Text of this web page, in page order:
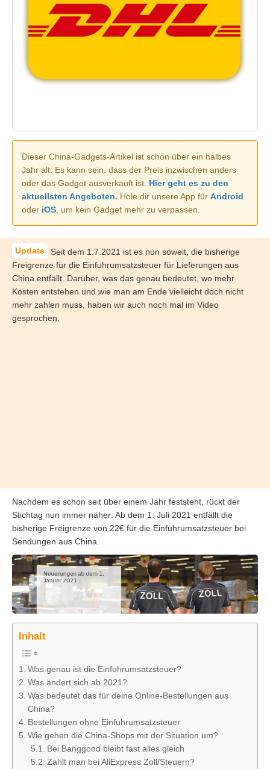
Dieser China-Gadgets-Artikel ist schon über ein halbes
Jahr alt. Es kann sein, dass der Preis inzwischen anders
oder das Gadget ausverkauft ist. Hier geht es zu den
aktuellsten Angeboten. Hole dir unsere App für Android
oder iOS , um kein Gadget mehr zu verpassen.
Seit dem 1.7.2021 ist es nun soweit, die bisherige
Freigrenze für die Einfuhrumsatzsteuer für Lieferungen aus
China entfällt. Darüber, was das genau bedeutet, wo mehr
Kosten entstehen und wie man am Ende vielleicht doch nicht
mehr zahlen muss, haben wir auch noch mal im Video
gesprochen.
Nachdem es schon seit über einem Jahr feststeht, rückt der
Stichtag nun immer näher: Ab dem 1. Juli 2021 entfällt die
bisherige Freigrenze von 22€ für die Einfuhrumsatzsteuer bei
Sendungen aus China.
Inhalt
Was genau ist die Einfuhrumsatzsteuer?
Was ändert sich ab 2021?
Was bedeutet das für deine Online-Bestellungen aus
China?
Bestellungen ohne Einfuhrumsatzsteuer
Wie gehen die China-Shops mit der Situation um?
Bei Banggood bleibt fast alles gleich
Zahlt man bei AliExpress Zoll/Steuern?